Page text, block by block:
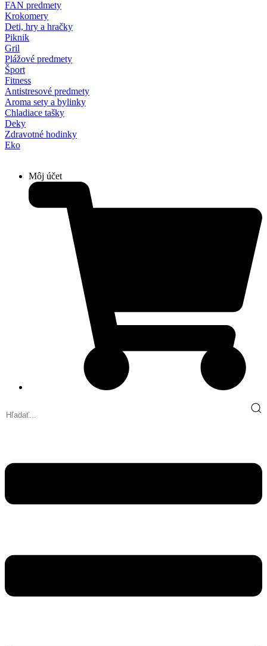
FAN predmety
Krokomery
Deti, hry a hračky
Piknik
Gril
Plážové predmety
Šport
Fitness
Antistresové predmety
Aroma sety a bylinky
Chladiace tašky
Deky
Zdravotné hodinky
Eko
Môj účet